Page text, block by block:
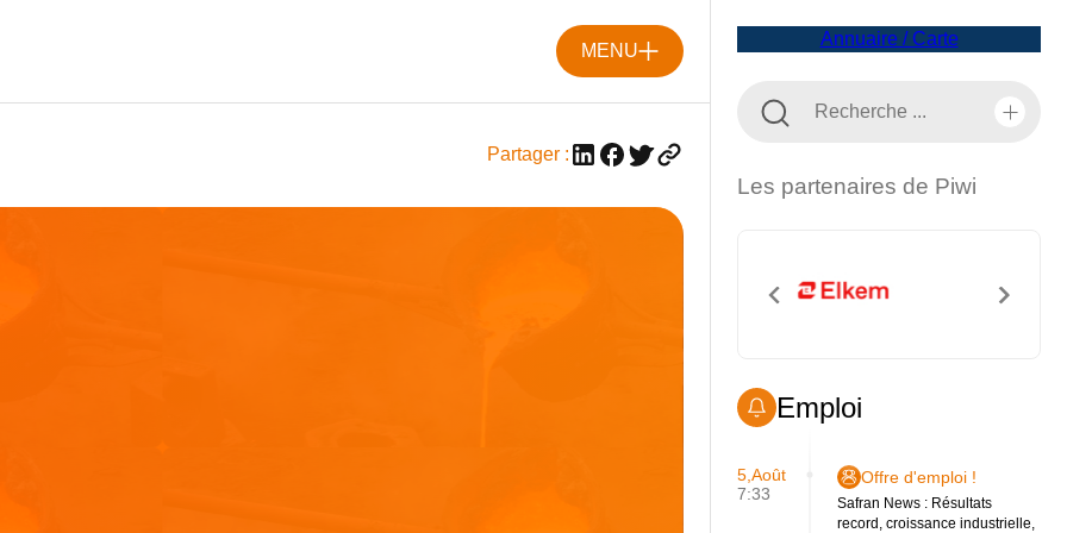
MENU
Partager :
Annuaire / Carte
Les partenaires de Piwi
Emploi
5,Août
7:33
Offre d'emploi !
Safran News : Résultats
record, croissance industrielle,